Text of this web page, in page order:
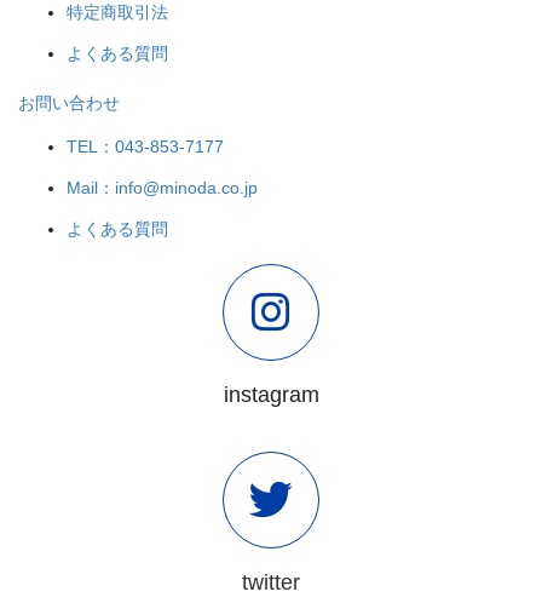
特定商取引法
よくある質問
お問い合わせ
TEL：043-853-7177
Mail：info@minoda.co.jp
よくある質問
instagram
twitter